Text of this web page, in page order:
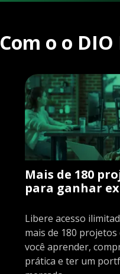
Com o o
Mais de 180
para ganhar
Libere acesso
mais de 180
você aprender,
prática e ter um